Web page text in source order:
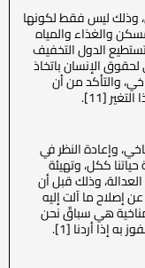
وذلك ليس فقط لكونها
والغذاء والمياه
الدول التخفيف
الإنسان باتخاذ
والتأكد من أن
[11].
وإعادة النظر في
ككل، وتهيئة
وذلك قبل أن
إصلاح ما آلت إليه
هي سباقٌ نحن
إذا أردنا [1].